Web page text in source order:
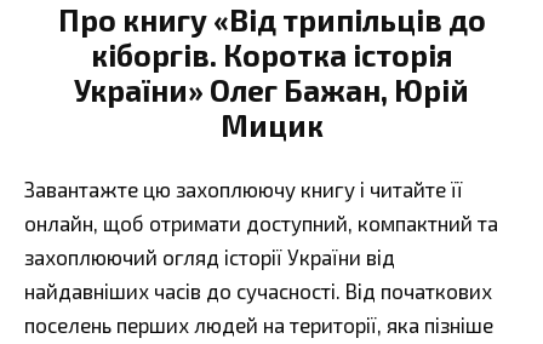
Про книгу «Від трипільців до
кіборгів. Коротка історія
України» Олег Бажан, Юрій
Мицик
Завантажте цю захоплюючу книгу і читайте її
онлайн, щоб отримати доступний, компактний та
захоплюючий огляд історії України від
найдавніших часів до сучасності. Від початкових
поселень перших людей на території, яка пізніше